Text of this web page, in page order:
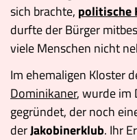
sich brachte, politische
durfte der Bürger
viele Menschen nicht
Im ehemaligen Kloster
Dominikaner, wurde im
gegründet, der noch
derJakobinerklub. Ihr